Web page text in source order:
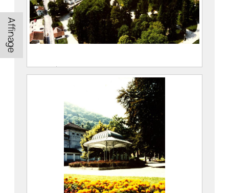
Affinage
Vue aérienne du Parc thermal d’Allevard
Eastman Kodak Company Dit Kodak